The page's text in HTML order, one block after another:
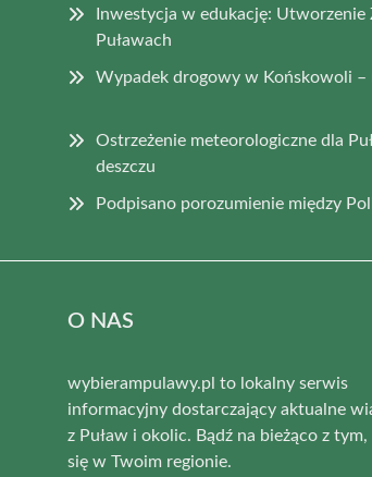
Inwestycja w edukację: Utworzenie
Puławach
Wypadek drogowy w Końskowoli
Ostrzeżenie meteorologiczne dla
deszczu
Podpisano porozumienie między
O NAS
wybierampulawy.pl to lokalny serwis
informacyjny dostarczający aktualne
z Puław i okolic. Bądź na bieżąco z
się w Twoim regionie.